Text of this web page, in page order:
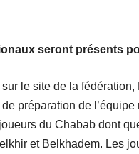
seront présents
le site de la
préparation de
du Chabab dont
et Belkhadem. Les